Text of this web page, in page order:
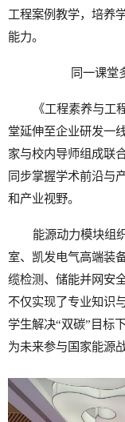
工程案例教学，培养
能力。
同一课堂
《工程素养与工
堂延伸至企业研发一
家与校内导师组成联
同步掌握学术前沿与
和产业视野。
能源动力模块组
室、凯发电气高端装
缆检测、储能并网安
不仅实现了专业知识
学生解决“双碳”目标
为未来参与国家能源